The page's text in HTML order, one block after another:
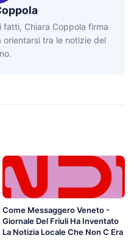
Chiara Coppola firma
tra le notizie del
Come Messaggero Veneto -
Giornale Del Friuli Ha Inventato
La Notizia Locale Che Non C Era